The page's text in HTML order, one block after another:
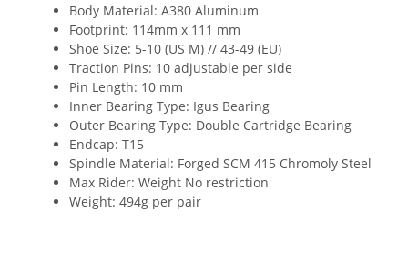
Body Material: A380 Aluminum
Footprint: 114mm x 111 mm
Shoe Size: 5-10 (US M) // 43-49 (EU)
Traction Pins: 10 adjustable per side
Pin Length: 10 mm
Inner Bearing Type: Igus Bearing
Outer Bearing Type: Double Cartridge Bearing
Endcap: T15
Spindle Material: Forged SCM 415 Chromoly Steel
Max Rider: Weight No restriction
Weight: 494g per pair